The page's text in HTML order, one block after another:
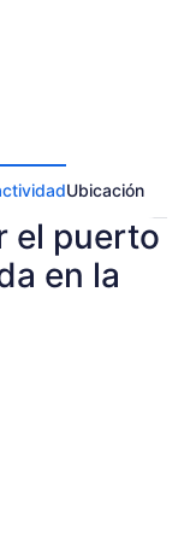
Ubicación
el puerto
en la